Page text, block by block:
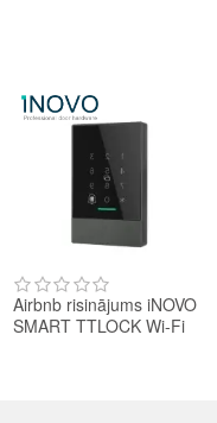
Airbnb risinājums iNOVO
SMART TTLOCK Wi-Fi